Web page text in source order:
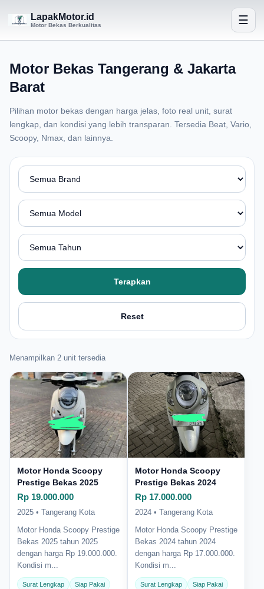
LapakMotor.id
Motor Bekas Berkualitas ☰
Motor Bekas Tangerang & Jakarta
Barat
Pilihan motor bekas dengan harga jelas, foto real unit, surat
lengkap, dan kondisi yang lebih transparan. Tersedia Beat, Vario,
Scoopy, Nmax, dan lainnya.
Terapkan
Reset
Menampilkan 2 unit tersedia
Motor Honda Scoopy
Prestige Bekas 2025
Rp 19.000.000
2025 • Tangerang Kota
Motor Honda Scoopy Prestige
Bekas 2025 tahun 2025
dengan harga Rp 19.000.000.
Kondisi m...
Surat Lengkap
Siap Pakai
Motor Honda Scoopy
Prestige Bekas 2024
Rp 17.000.000
2024 • Tangerang Kota
Motor Honda Scoopy Prestige
Bekas 2024 tahun 2024
dengan harga Rp 17.000.000.
Kondisi m...
Surat Lengkap
Siap Pakai